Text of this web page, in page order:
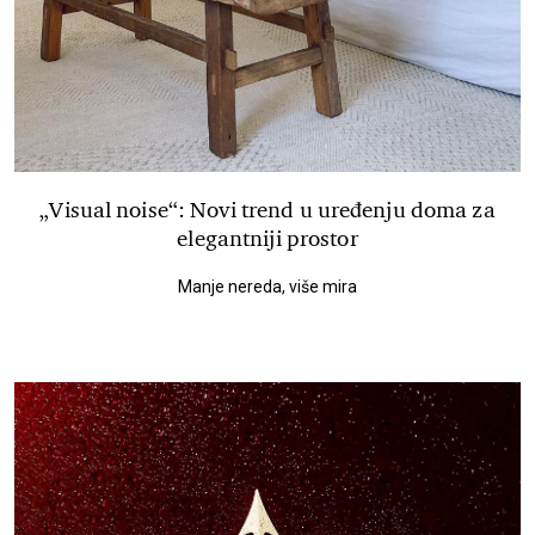
„Visual noise“: Novi trend u uređenju doma za
elegantniji prostor
Manje nereda, više mira